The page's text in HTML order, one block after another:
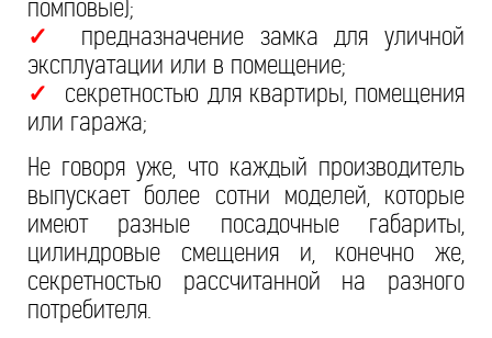
помповые);
✓
предназначение замка для уличной
эксплуатации или в помещение;
✓
секретностью для квартиры, помещения
или гаража;
Не говоря уже, что каждый производитель
выпускает более сотни моделей, которые
имеют разные посадочные габариты,
цилиндровые смещения и, конечно же,
секретностью рассчитанной на разного
потребителя.